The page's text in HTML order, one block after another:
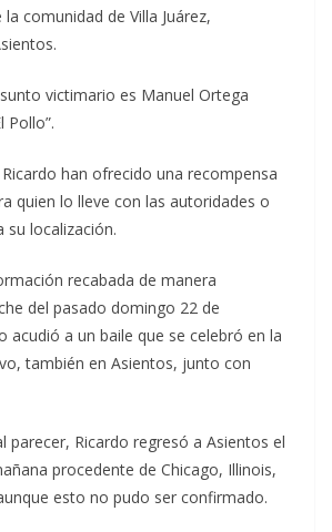
comunidad de Villa Juárez,
victimario es Manuel Ortega
Pollo”.
han ofrecido una recompensa
quien lo lleve con las autoridades o
localización.
recabada de manera
del pasado domingo 22 de
acudió a un baile que se celebró en la
también en Asientos, junto con
parecer, Ricardo regresó a Asientos el
procedente de Chicago, Illinois,
esto no pudo ser confirmado.